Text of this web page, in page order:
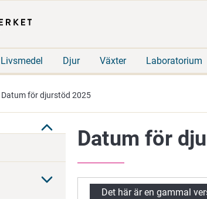
Livsmedel Djur Växter Laboratorium
Datum för djurstöd 2025
Datum för
Det här är en gammal